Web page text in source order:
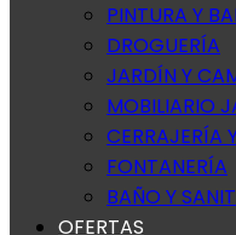
PINTURA Y
DROGUERÍA
JARDÍN Y
MOBILIARIO
CERRAJERÍA
FONTANERÍA
BAÑO Y
OFERTAS